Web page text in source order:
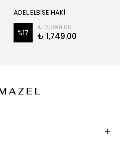
ADEL ELBİSE HAKİ
%17
₺ 2,099.00
₺ 1,749.00